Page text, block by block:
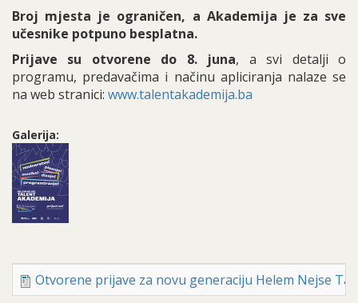
Broj mjesta je ograničen, a Akademija je za sve
učesnike potpuno besplatna.
Prijave su otvorene do 8. juna, a svi detalji o
programu, predavačima i načinu apliciranja nalaze se
na web stranici: www.talentakademija.ba
Galerija:
Otvorene prijave za novu generaciju Helem Nejse